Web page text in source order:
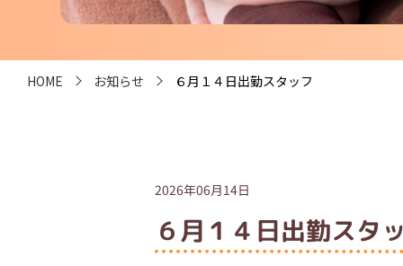
HOME お知らせ ６月１４日出勤スタッフ
2026年06月14日
６月１４日出勤スタ